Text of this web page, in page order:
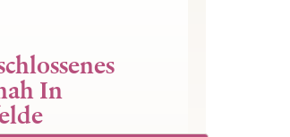
In